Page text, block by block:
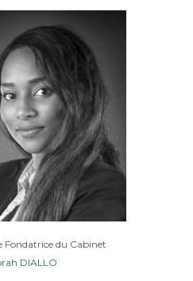
Fondatrice du Cabinet
DIALLO